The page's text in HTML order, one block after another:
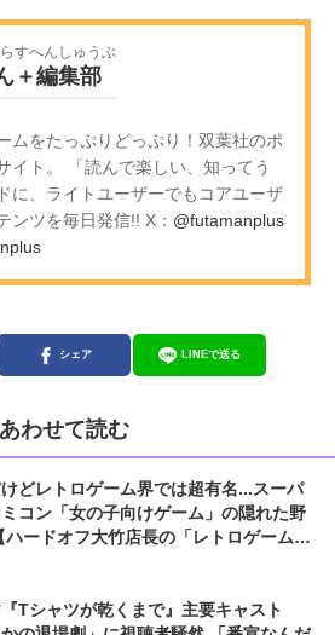
すへんしゅうぶ
＋編集部
ムをたっぷりどっぷり！双葉社のポ
イト。 「読んで楽しい、知ってう
に、ライトユーザーでもコアユーザ
ンツを毎日発信!! X： @futamanplus
シェア LINEで送る
あわせて読む
どレトロゲーム界では超有名...スーパ
コン「女の子向けゲーム」の隠れた野
ハードオフ大竹店長の「レトロゲームち
『Tシャツが乾くまで』主要キャスト